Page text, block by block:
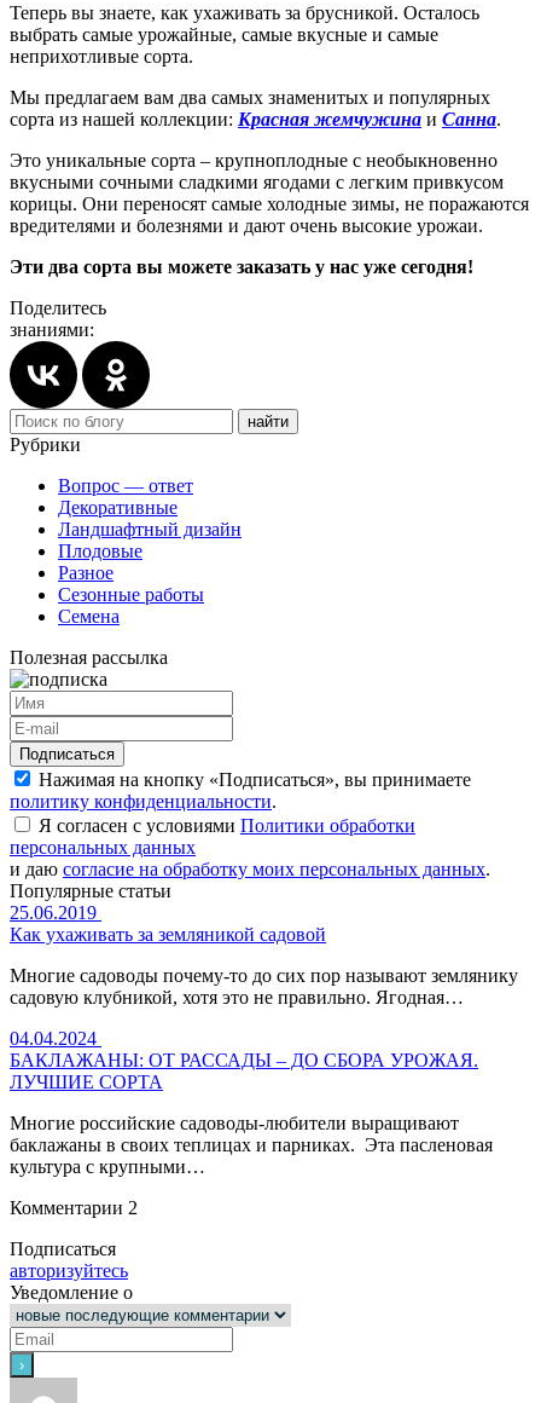
Теперь вы знаете, как ухаживать за брусникой. Осталось
выбрать самые урожайные, самые вкусные и самые
неприхотливые сорта.
Мы предлагаем вам два самых знаменитых и популярных
сорта из нашей коллекции: Красная жемчужина и Санна.
Это уникальные сорта – крупноплодные с необыкновенно
вкусными сочными сладкими ягодами с легким привкусом
корицы. Они переносят самые холодные зимы, не поражаются
вредителями и болезнями и дают очень высокие урожаи.
Эти два сорта вы можете заказать у нас уже сегодня!
Поделитесь
знаниями:
Рубрики
Вопрос — ответ
Декоративные
Ландшафтный дизайн
Плодовые
Разное
Сезонные работы
Семена
Полезная рассылка
Нажимая на кнопку «Подписаться», вы принимаете
политику конфиденциальности.
Я согласен с условиями Политики обработки
персональных данных
и даю согласие на обработку моих персональных данных.
Популярные статьи
25.06.2019
Как ухаживать за земляникой садовой
Многие садоводы почему-то до сих пор называют землянику
садовую клубникой, хотя это не правильно. Ягодная…
04.04.2024
БАКЛАЖАНЫ: ОТ РАССАДЫ – ДО СБОРА УРОЖАЯ.
ЛУЧШИЕ СОРТА
Многие российские садоводы-любители выращивают
баклажаны в своих теплицах и парниках. Эта пасленовая
культура с крупными…
Комментарии 2
Подписаться
авторизуйтесь
Уведомление о